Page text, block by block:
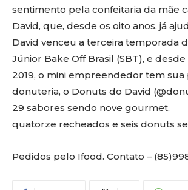
sentimento pela confeitaria da mãe
David, que, desde os oito anos, já
David venceu a terceira temporada
Júnior Bake Off Brasil (SBT), e
2019, o mini empreendedor tem
donuteria, o Donuts do David
29 sabores sendo nove gourmet,
quatorze recheados e seis donuts
Pedidos pelo Ifood. Contato –